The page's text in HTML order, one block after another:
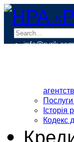
Історія
Кодекс